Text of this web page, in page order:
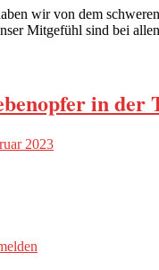
wir von dem
Mitgefühl sind bei
in der
2023